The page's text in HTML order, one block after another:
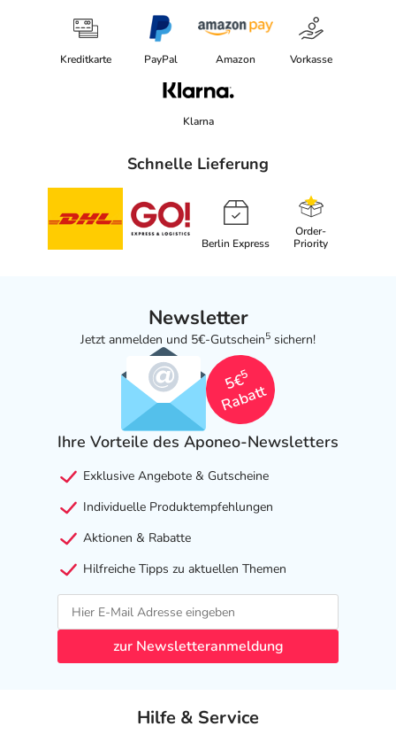
Kreditkarte PayPal Amazon Vorkasse
Klarna
Schnelle Lieferung
Berlin Express
Order-
Priority
Newsletter
Jetzt anmelden und 5€-Gutschein5 sichern!
5€
5
Rabatt
Ihre Vorteile des Aponeo-Newsletters
Exklusive Angebote & Gutscheine
Individuelle Produktempfehlungen
Aktionen & Rabatte
Hilfreiche Tipps zu aktuellen Themen
zur Newsletteranmeldung
Hilfe & Service